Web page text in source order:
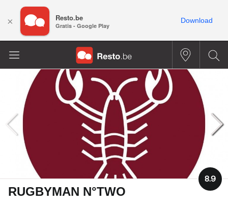
RUGBYMAN N°TWO
8.9
× Resto.be
Gratis - Google Play
Download